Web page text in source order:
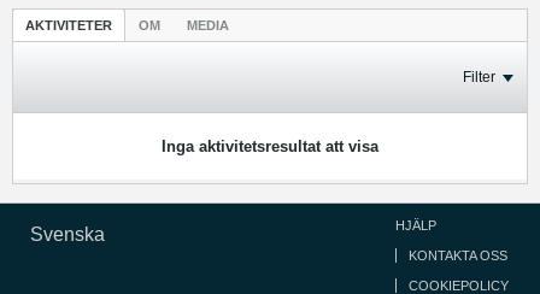
AKTIVITETER OM MEDIA
Filter
Inga aktivitetsresultat att visa
Svenska HJÄLP
KONTAKTA OSS
COOKIEPOLICY